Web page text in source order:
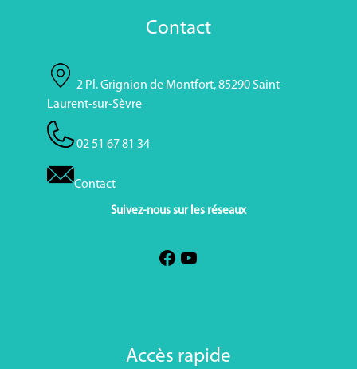
Contact
2 Pl. Grignion de Montfort, 85290 Saint-
Laurent-sur-Sèvre
02 51 67 81 34
Contact
Suivez-nous sur les réseaux
Accès rapide